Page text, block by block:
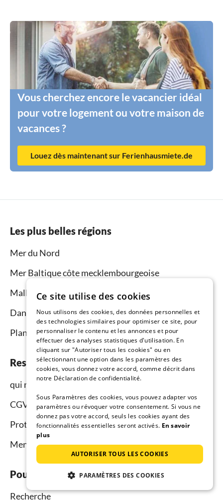
Vous cherchez encore le vacancier idéal
pour votre logement ou votre maison de
vacances ?
Louez dès maintenant sur Ferienhausmiete.de
Les plus belles régions
Mer du Nord
Mer Baltique côte mecklembourgeoise
Mallorca
Dans le monde
Plan du site
Resido.fr
qui nous sommes
CGV
Protection des données
Mentions légales
Pour les vacanciers
Recherche
Ce site utilise des cookies
Nous utilisons des cookies, des données personnelles et
des technologies similaires pour optimiser ce site, pour
personnaliser le contenu et les annonces et pour
effectuer des analyses statistiques d'utilisation. En
cliquant sur "Autoriser tous les cookies" ou en
sélectionnant une option dans les paramètres des
cookies, vous donnez votre accord, comme décrit dans
notre Déclaration de confidentialité.
Sous Paramètres des cookies, vous pouvez adapter vos
paramètres ou révoquer votre consentement. Si vous ne
donnez pas votre accord, seuls les cookies ayant des
fonctionnalités essentielles seront activés. En savoir
plus
AUTORISER TOUS LES COOKIES
PARAMÈTRES DES COOKIES